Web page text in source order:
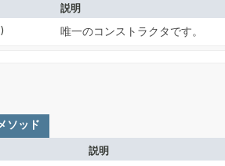
説明
唯一のコンストラクタです。
ソッド
説明